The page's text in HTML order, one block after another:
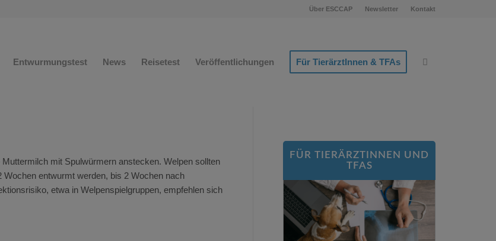
Über ESCCAP Newsletter Kontakt
Entwurmungstest News Reisetest Veröffentlichungen Für TierärztInnen & TFAs
mit Spulwürmern anstecken. Welpen sollten
entwurmt werden, bis 2 Wochen nach
etwa in Welpenspielgruppen, empfehlen sich
FÜR TIERÄRZTINNEN UND
TFAS